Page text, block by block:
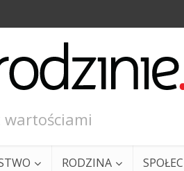
wartościami
RODZINA